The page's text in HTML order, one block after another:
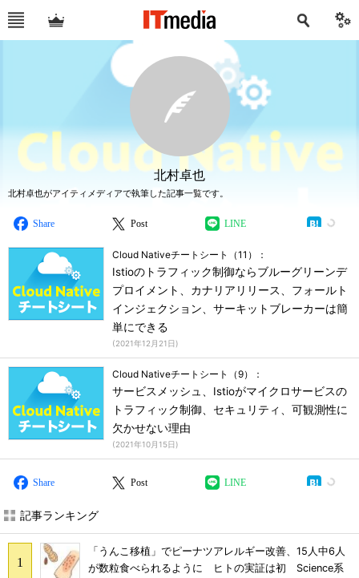
北村卓也
北村卓也がアイティメディアで執筆した記事一覧です。
Share Post LINE
Cloud Nativeチートシート（11）：
Istioのトラフィック制御ならブルーグリーンデ
プロイメント、カナリアリリース、フォールト
インジェクション、サーキットブレーカーは簡
単にできる
(2021年12月21日)
Cloud Nativeチートシート（9）：
サービスメッシュ、Istioがマイクロサービスの
トラフィック制御、セキュリティ、可観測性に
欠かせない理由
(2021年10月15日)
Share Post LINE
記事ランキング
「うんこ移植」でピーナツアレルギー改善、15人中6人
が数粒食べられるように ヒトの実証は初 Science系